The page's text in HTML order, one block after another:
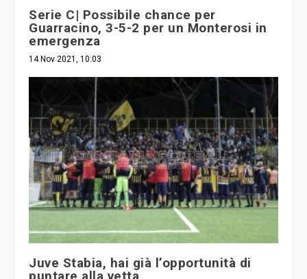
Serie C| Possibile chance per
Guarracino, 3-5-2 per un Monterosi in
emergenza
14 Nov 2021, 10:03
Juve Stabia, hai già l’opportunità di
puntare alla vetta